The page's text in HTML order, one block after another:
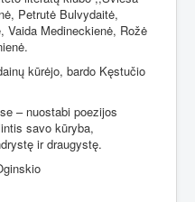
Petrutė Bulvydaitė,
Vaida Medineckienė, Rožė
kūrėjo, bardo Kęstučio
– nuostabi poezijos
savo kūryba,
ir draugystę.